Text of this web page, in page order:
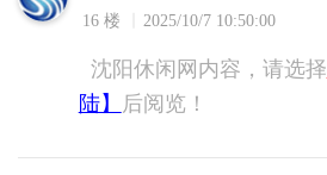
16 楼 2025/10/7 10:50:00
沈阳休闲网内容，请选择
陆】
后阅览！